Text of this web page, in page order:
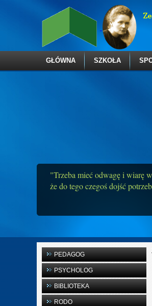
"Trzeba mieć odwagę i wiarę
że do tego czegoś dojść
GŁÓWNA SZKOŁA
PEDAGOG
PSYCHOLOG
BIBLIOTEKA
RODO